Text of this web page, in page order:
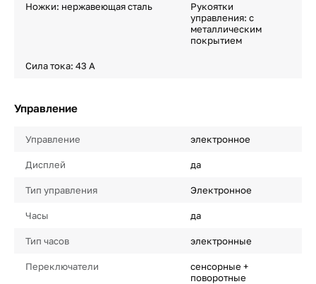
Ножки: нержавеющая сталь
Рукоятки
управления: с
металлическим
покрытием
Сила тока: 43 A
Управление
Управление электронное
Дисплей да
Тип управления Электронное
Часы да
Тип часов электронные
Переключатели
сенсорные +
поворотные